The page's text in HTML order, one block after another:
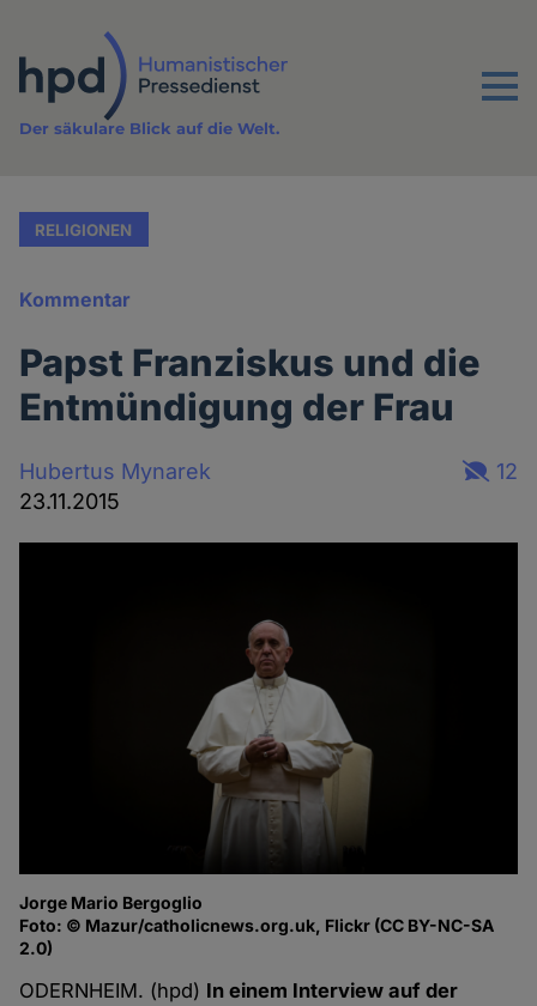
Inhalt
Menu
Der säkulare Blick auf die Welt.
RELIGIONEN
Kommentar
Papst Franziskus und die
Entmündigung der Frau
Hubertus Mynarek
23.11.2015
12
Jorge Mario Bergoglio
Foto: © Mazur/catholicnews.org.uk, Flickr (CC BY-NC-SA
2.0)
ODERNHEIM. (hpd) In einem Interview auf der